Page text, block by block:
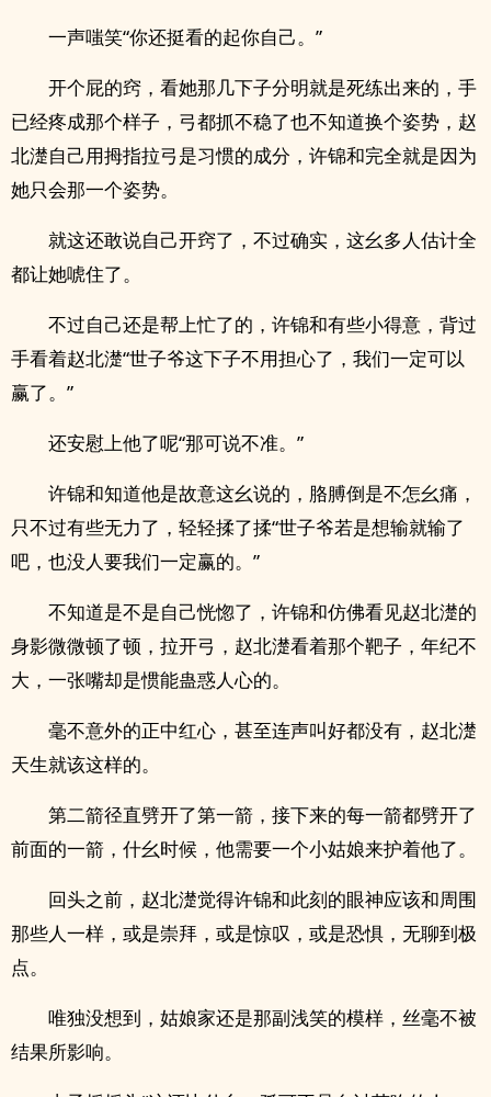
一声嗤笑“你还挺看的起你自己。”
开个屁的窍，看她那几下子分明就是死练出来的，手
已经疼成那个样子，弓都抓不稳了也不知道换个姿势，赵
北濋自己用拇指拉弓是习惯的成分，许锦和完全就是因为
她只会那一个姿势。
就这还敢说自己开窍了，不过确实，这幺多人估计全
都让她唬住了。
不过自己还是帮上忙了的，许锦和有些小得意，背过
手看着赵北濋“世子爷这下子不用担心了，我们一定可以
赢了。”
还安慰上他了呢“那可说不准。”
许锦和知道他是故意这幺说的，胳膊倒是不怎幺痛，
只不过有些无力了，轻轻揉了揉“世子爷若是想输就输了
吧，也没人要我们一定赢的。”
不知道是不是自己恍惚了，许锦和仿佛看见赵北濋的
身影微微顿了顿，拉开弓，赵北濋看着那个靶子，年纪不
大，一张嘴却是惯能蛊惑人心的。
毫不意外的正中红心，甚至连声叫好都没有，赵北濋
天生就该这样的。
第二箭径直劈开了第一箭，接下来的每一箭都劈开了
前面的一箭，什幺时候，他需要一个小姑娘来护着他了。
回头之前，赵北濋觉得许锦和此刻的眼神应该和周围
那些人一样，或是崇拜，或是惊叹，或是恐惧，无聊到极
点。
唯独没想到，姑娘家还是那副浅笑的模样，丝毫不被
结果所影响。